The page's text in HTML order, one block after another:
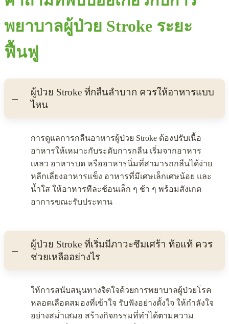
พยาบาลผู้ป่วย Stroke ระยะ
ฟื้นฟู
ผู้ป่วย Stroke ที่กลืนลำบาก ควรให้อาหารแบบ
ไหน
การดูแลการกลืนอาหารผู้ป่วย Stroke ต้องปรับเนื้อ
อาหารให้เหมาะกับระดับการกลืน เริ่มจากอาหาร
เหลว อาหารบด หรืออาหารนิ่มที่สามารถกลืนได้ง่าย
หลีกเลี่ยงอาหารแข็ง อาหารที่มีเศษเล็กเศษน้อย และ
น้ำใส ให้อาหารทีละช้อนเล็ก ๆ ช้า ๆ พร้อมสังเกต
อาการขณะรับประทาน
ผู้ป่วย Stroke ที่เริ่มมีภาวะซึมเศร้า ท้อแท้ ควร
ช่วยเหลืออย่างไร
ให้การสนับสนุนทางจิตใจด้วยการพยาบาลผู้ป่วยโรค
หลอดเลือดสมองที่เข้าใจ รับฟังอย่างตั้งใจ ให้กำลังใจ
อย่างสม่ำเสมอ สร้างกิจกรรมที่ทำได้ตามความ